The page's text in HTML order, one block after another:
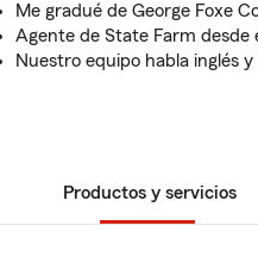
Me gradué de George Foxe
Agente de State Farm desde
Nuestro equipo habla inglés y
Productos y servicios